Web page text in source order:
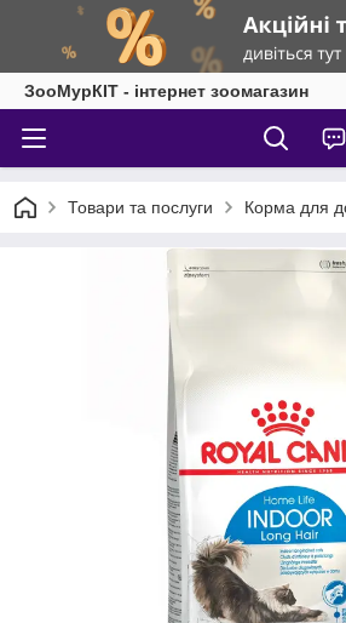
ЗооМурКІТ - інтернет зоомагазин
Товари та послуги Корма для